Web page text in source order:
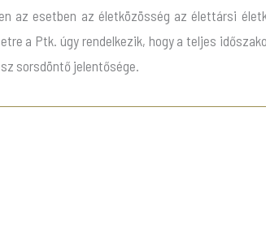
az esetben az életközösség az élettársi
a Ptk. úgy rendelkezik, hogy a teljes
sorsdöntő jelentősége.